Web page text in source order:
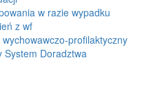
w razie wypadku
z wf
profilaktyczny
System Doradztwa